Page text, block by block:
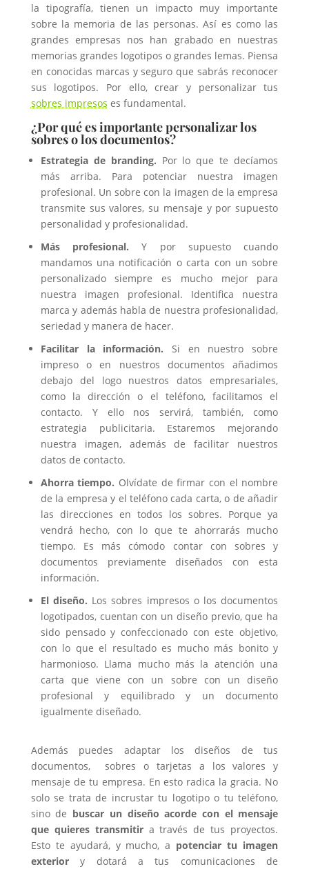
la tipografía, tienen un impacto muy importante
sobre la memoria de las personas. Así es como las
grandes empresas nos han grabado en nuestras
memorias grandes logotipos o grandes lemas. Piensa
en conocidas marcas y seguro que sabrás reconocer
sus logotipos. Por ello, crear y personalizar tus
sobres impresos es fundamental.
¿Por qué es importante personalizar los
sobres o los documentos?
Estrategia de branding. Por lo que te decíamos
más arriba. Para potenciar nuestra imagen
profesional. Un sobre con la imagen de la empresa
transmite sus valores, su mensaje y por supuesto
personalidad y profesionalidad.
Más profesional. Y por supuesto cuando
mandamos una notificación o carta con un sobre
personalizado siempre es mucho mejor para
nuestra imagen profesional. Identifica nuestra
marca y además habla de nuestra profesionalidad,
seriedad y manera de hacer.
Facilitar la información. Si en nuestro sobre
impreso o en nuestros documentos añadimos
debajo del logo nuestros datos empresariales,
como la dirección o el teléfono, facilitamos el
contacto. Y ello nos servirá, también, como
estrategia publicitaria. Estaremos mejorando
nuestra imagen, además de facilitar nuestros
datos de contacto.
Ahorra tiempo. Olvídate de firmar con el nombre
de la empresa y el teléfono cada carta, o de añadir
las direcciones en todos los sobres. Porque ya
vendrá hecho, con lo que te ahorrarás mucho
tiempo. Es más cómodo contar con sobres y
documentos previamente diseñados con esta
información.
El diseño. Los sobres impresos o los documentos
logotipados, cuentan con un diseño previo, que ha
sido pensado y confeccionado con este objetivo,
con lo que el resultado es mucho más bonito y
harmonioso. Llama mucho más la atención una
carta que viene con un sobre con un diseño
profesional y equilibrado y un documento
igualmente diseñado.
Además puedes adaptar los diseños de tus
documentos, sobres o tarjetas a los valores y
mensaje de tu empresa. En esto radica la gracia. No
solo se trata de incrustar tu logotipo o tu teléfono,
sino de buscar un diseño acorde con el mensaje
que quieres transmitira través de tus proyectos.
Esto te ayudará, y mucho, a potenciar tu imagen
exteriory dotará a tus comunicaciones de